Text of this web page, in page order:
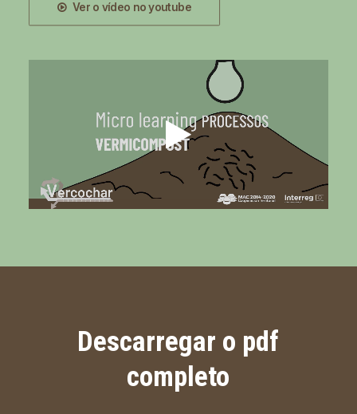
Ver o vídeo no youtube
Descarregar o pdf
completo